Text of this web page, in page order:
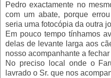
Pedro exactamente no
com um abate, porque
seria uma fotocópia da outra
Em pouco tempo tínhamos
delas de levante larga aos
nosso acompanhante a
No preciso local onde o
lavrado o Sr. que nos